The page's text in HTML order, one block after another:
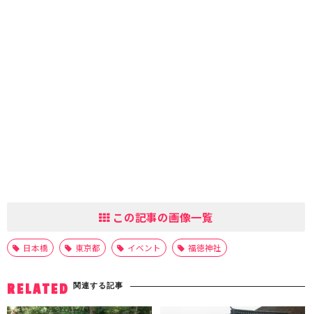
この記事の画像一覧
日本橋 東京都 イベント 福徳神社
RELATED 関連する記事